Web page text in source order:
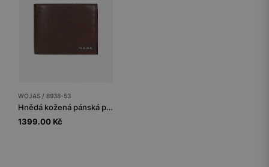
WOJAS / 8938-53
Hnědá kožená pánská peněženka s ochranou proti krádeži RFID
1399.00 Kč